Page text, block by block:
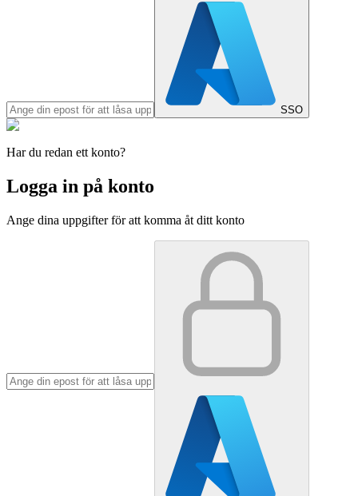
SSO
Har du redan ett konto?
Logga in på konto
Ange dina uppgifter för att komma åt ditt konto